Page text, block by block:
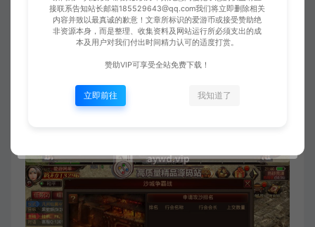
接联系告知站长邮箱185529643@qq.com我们将立即删除相关
内容并致以最真诚的歉意！文章所标识的爱游币或接受赞助绝
非资源本身，而是整理、收集资料及网站运行所必须支出的成
本及用户对我们付出时间精力认可的适度打赏。
赞助VIP可享受全站免费下载！
立即前往 我知道了